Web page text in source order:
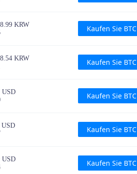
KRW
Kaufen Sie BTC
KRW
Kaufen Sie BTC
USD
Kaufen Sie BTC
USD
Kaufen Sie BTC
USD
Kaufen Sie BTC